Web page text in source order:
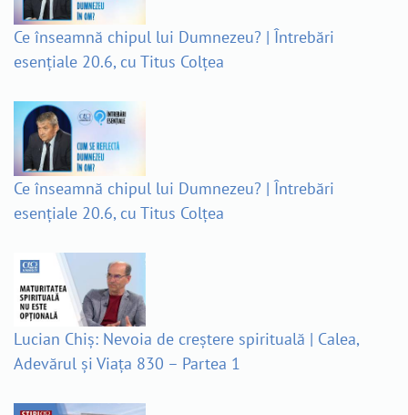
Ce înseamnă chipul lui Dumnezeu? | Întrebări
esențiale 20.6, cu Titus Colțea
Ce înseamnă chipul lui Dumnezeu? | Întrebări
esențiale 20.6, cu Titus Colțea
Lucian Chiș: Nevoia de creștere spirituală | Calea,
Adevărul și Viața 830 – Partea 1